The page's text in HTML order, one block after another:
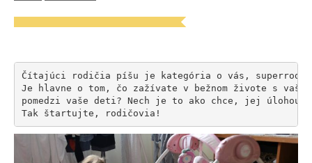
Čítajúci rodičia píšu je kategória o vás,
Je hlavne o tom, čo zažívate v bežnom živote s
pomedzi vaše deti? Nech je to ako chce, jej
Tak štartujte, rodičovia!